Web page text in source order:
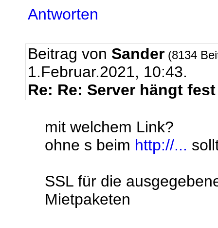
Antworten
Beitrag von Sander (8134
1.Februar.2021, 10:43.
Re: Re: Server hängt fest
mit welchem Link?
ohne s beim http://...
SSL für die
Mietpaketen